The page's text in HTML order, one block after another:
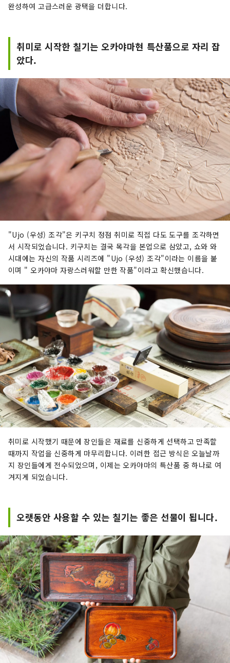
완성하여 고급스러운 광택을 더합니다.
취미로 시작한 칠기는 오카야마현 특산품으로 자리 잡
았다.
"Ujo (우성) 조각"은 키구치 정점 취미로 직접 다도 도구를 조각하면
서 시작되었습니다. 키구치는 결국 목각을 본업으로 삼았고, 쇼와 와
시대에는 자신의 작품 시리즈에 "Ujo (우성) 조각"이라는 이름을 붙
이며 " 오카야마 자랑스러워할 만한 작품"이라고 확신했습니다.
취미로 시작했기 때문에 장인들은 재료를 신중하게 선택하고 만족할
때까지 작업을 신중하게 마무리합니다. 이러한 접근 방식은 오늘날까
지 장인들에게 전수되었으며, 이제는 오카야마의 특산품 중 하나로 여
겨지게 되었습니다.
오랫동안 사용할 수 있는 칠기는 좋은 선물이 됩니다.